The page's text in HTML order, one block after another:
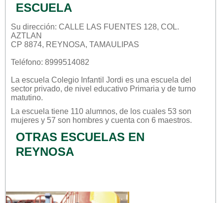
ESCUELA
Su dirección: CALLE LAS FUENTES 128, COL.
AZTLAN
CP 8874, REYNOSA, TAMAULIPAS
Teléfono: 8999514082
La escuela Colegio Infantil Jordi es una escuela del
sector privado, de nivel educativo Primaria y de turno
matutino.
La escuela tiene 110 alumnos, de los cuales 53 son
mujeres y 57 son hombres y cuenta con 6 maestros.
OTRAS ESCUELAS EN
REYNOSA